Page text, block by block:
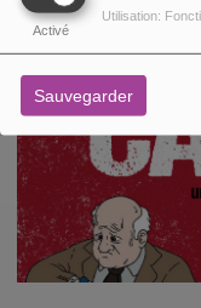
Activé
Utilisation:
Sauvegarder